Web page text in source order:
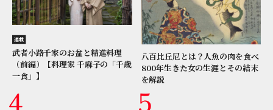
連載
武者小路千家のお盆と精進料理
（前編）【料理家 千麻子の「千歳
一食」】
八百比丘尼とは？人魚の肉を食べ
800年生きた女の生涯とその結末
を解説